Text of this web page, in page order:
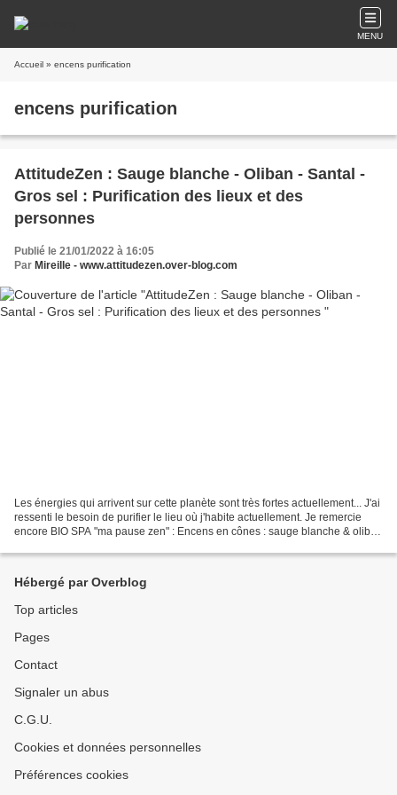
MENU
Accueil » encens purification
encens purification
AttitudeZen : Sauge blanche - Oliban - Santal -
Gros sel : Purification des lieux et des
personnes
Publié le 21/01/2022 à 16:05
Par Mireille - www.attitudezen.over-blog.com
Les énergies qui arrivent sur cette planète sont très fortes actuellement... J'ai
ressenti le besoin de purifier le lieu où j'habite actuellement. Je remercie
encore BIO SPA "ma pause zen" : Encens en cônes : sauge blanche & oliban
Hébergé par Overblog
Top articles
Pages
Contact
Signaler un abus
C.G.U.
Cookies et données personnelles
Préférences cookies